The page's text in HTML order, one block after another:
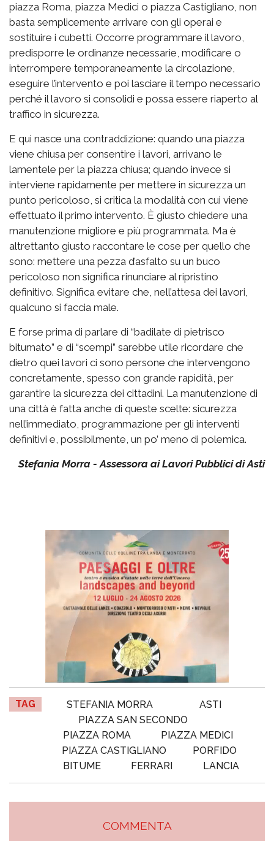
piazza Roma, piazza Medici o piazza Castigliano, non
basta semplicemente arrivare con gli operai e
sostituire i cubetti. Occorre programmare il lavoro,
predisporre le ordinanze necessarie, modificare o
interrompere temporaneamente la circolazione,
eseguire l’intervento e poi lasciare il tempo necessario
perché il lavoro si consolidi e possa essere riaperto al
traffico in sicurezza.
E qui nasce una contraddizione: quando una piazza
viene chiusa per consentire i lavori, arrivano le
lamentele per la piazza chiusa; quando invece si
interviene rapidamente per mettere in sicurezza un
punto pericoloso, si critica la modalità con cui viene
effettuato il primo intervento. È giusto chiedere una
manutenzione migliore e più programmata. Ma è
altrettanto giusto raccontare le cose per quello che
sono: mettere una pezza d’asfalto su un buco
pericoloso non significa rinunciare al ripristino
definitivo. Significa evitare che, nell’attesa dei lavori,
qualcuno si faccia male.
E forse prima di parlare di “badilate di pietrisco
bitumato” e di “scempi” sarebbe utile ricordare che
dietro quei lavori ci sono persone che intervengono
concretamente, spesso con grande rapidità, per
garantire la sicurezza dei cittadini. La manutenzione di
una città è fatta anche di queste scelte: sicurezza
nell’immediato, programmazione per gli interventi
definitivi e, possibilmente, un po’ meno di polemica.
Stefania Morra - Assessora ai Lavori Pubblici di Asti
TAG STEFANIA MORRA
ASTI
PIAZZA SAN SECONDO
PIAZZA ROMA
PIAZZA MEDICI
PIAZZA CASTIGLIANO
PORFIDO
BITUME
FERRARI LANCIA
COMMENTA